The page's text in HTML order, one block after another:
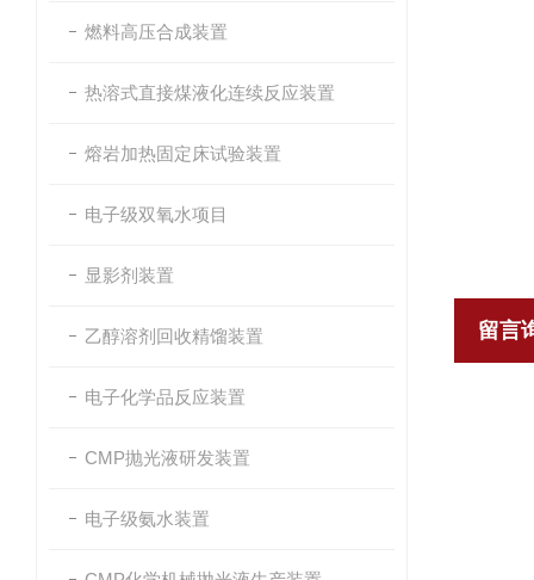
燃料高压合成装置
热溶式直接煤液化连续反应装置
熔岩加热固定床试验装置
电子级双氧水项目
显影剂装置
乙醇溶剂回收精馏装置
电子化学品反应装置
CMP抛光液研发装置
电子级氨水装置
留言